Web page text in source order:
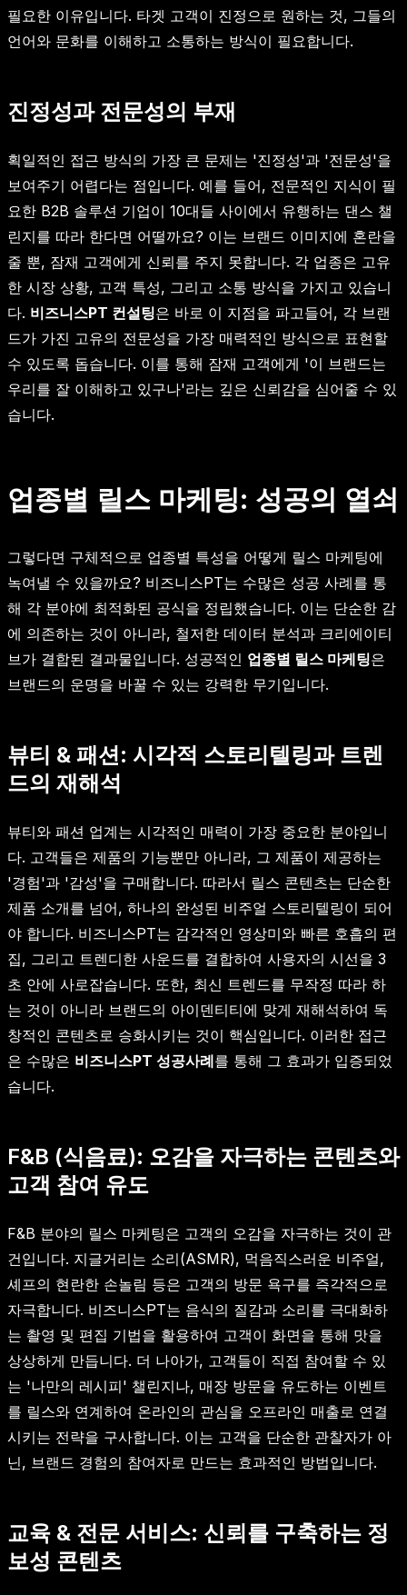
필요한 이유입니다. 타겟 고객이 진정으로 원하는 것, 그들의
언어와 문화를 이해하고 소통하는 방식이 필요합니다.
진정성과 전문성의 부재
획일적인 접근 방식의 가장 큰 문제는 '진정성'과 '전문성'을
보여주기 어렵다는 점입니다. 예를 들어, 전문적인 지식이 필
요한 B2B 솔루션 기업이 10대들 사이에서 유행하는 댄스 챌
린지를 따라 한다면 어떨까요? 이는 브랜드 이미지에 혼란을
줄 뿐, 잠재 고객에게 신뢰를 주지 못합니다. 각 업종은 고유
한 시장 상황, 고객 특성, 그리고 소통 방식을 가지고 있습니
다. 비즈니스PT 컨설팅은 바로 이 지점을 파고들어, 각 브랜
드가 가진 고유의 전문성을 가장 매력적인 방식으로 표현할
수 있도록 돕습니다. 이를 통해 잠재 고객에게 '이 브랜드는
우리를 잘 이해하고 있구나'라는 깊은 신뢰감을 심어줄 수 있
습니다.
업종별 릴스 마케팅: 성공의 열쇠
그렇다면 구체적으로 업종별 특성을 어떻게 릴스 마케팅에
녹여낼 수 있을까요? 비즈니스PT는 수많은 성공 사례를 통
해 각 분야에 최적화된 공식을 정립했습니다. 이는 단순한 감
에 의존하는 것이 아니라, 철저한 데이터 분석과 크리에이티
브가 결합된 결과물입니다. 성공적인 업종별 릴스 마케팅은
브랜드의 운명을 바꿀 수 있는 강력한 무기입니다.
뷰티 & 패션: 시각적 스토리텔링과 트렌
드의 재해석
뷰티와 패션 업계는 시각적인 매력이 가장 중요한 분야입니
다. 고객들은 제품의 기능뿐만 아니라, 그 제품이 제공하는
'경험'과 '감성'을 구매합니다. 따라서 릴스 콘텐츠는 단순한
제품 소개를 넘어, 하나의 완성된 비주얼 스토리텔링이 되어
야 합니다. 비즈니스PT는 감각적인 영상미와 빠른 호흡의 편
집, 그리고 트렌디한 사운드를 결합하여 사용자의 시선을 3
초 안에 사로잡습니다. 또한, 최신 트렌드를 무작정 따라 하
는 것이 아니라 브랜드의 아이덴티티에 맞게 재해석하여 독
창적인 콘텐츠로 승화시키는 것이 핵심입니다. 이러한 접근
은 수많은 비즈니스PT 성공사례를 통해 그 효과가 입증되었
습니다.
F&B (식음료): 오감을 자극하는 콘텐츠와
고객 참여 유도
F&B 분야의 릴스 마케팅은 고객의 오감을 자극하는 것이 관
건입니다. 지글거리는 소리(ASMR), 먹음직스러운 비주얼,
셰프의 현란한 손놀림 등은 고객의 방문 욕구를 즉각적으로
자극합니다. 비즈니스PT는 음식의 질감과 소리를 극대화하
는 촬영 및 편집 기법을 활용하여 고객이 화면을 통해 맛을
상상하게 만듭니다. 더 나아가, 고객들이 직접 참여할 수 있
는 '나만의 레시피' 챌린지나, 매장 방문을 유도하는 이벤트
를 릴스와 연계하여 온라인의 관심을 오프라인 매출로 연결
시키는 전략을 구사합니다. 이는 고객을 단순한 관찰자가 아
닌, 브랜드 경험의 참여자로 만드는 효과적인 방법입니다.
교육 & 전문 서비스: 신뢰를 구축하는 정
보성 콘텐츠